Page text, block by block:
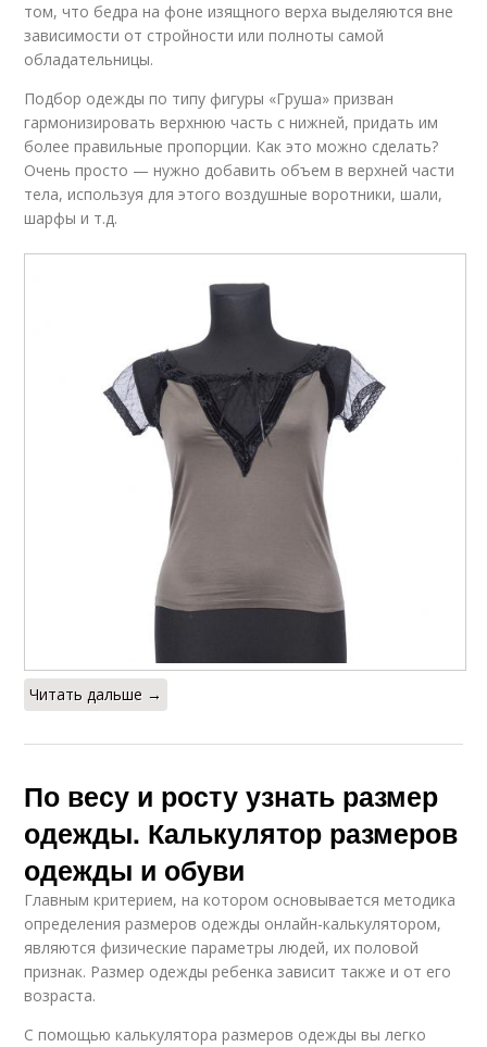
том, что бедра на фоне изящного верха выделяются вне
зависимости от стройности или полноты самой
обладательницы.
Подбор одежды по типу фигуры «Груша» призван
гармонизировать верхнюю часть с нижней, придать им
более правильные пропорции. Как это можно сделать?
Очень просто — нужно добавить объем в верхней части
тела, используя для этого воздушные воротники, шали,
шарфы и т.д.
Читать дальше →
По весу и росту узнать размер
одежды. Калькулятор размеров
одежды и обуви
Главным критерием, на котором основывается методика
определения размеров одежды онлайн-калькулятором,
являются физические параметры людей, их половой
признак. Размер одежды ребенка зависит также и от его
возраста.
С помощью калькулятора размеров одежды вы легко